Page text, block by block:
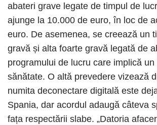
abateri grave legate de timpul de
ajunge la 10.000 de euro, în loc de
euro. De asemenea, se creează un
gravă și alta foarte gravă legată de
programului de lucru care implică un
sănătate. O altă prevedere vizează
numita deconectare digitală este
Spania, dar acordul adaugă câteva
fața respectării slabe. „Datoria